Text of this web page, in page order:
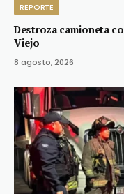
REPORTE
Destroza camioneta
Viejo
8 agosto, 2026